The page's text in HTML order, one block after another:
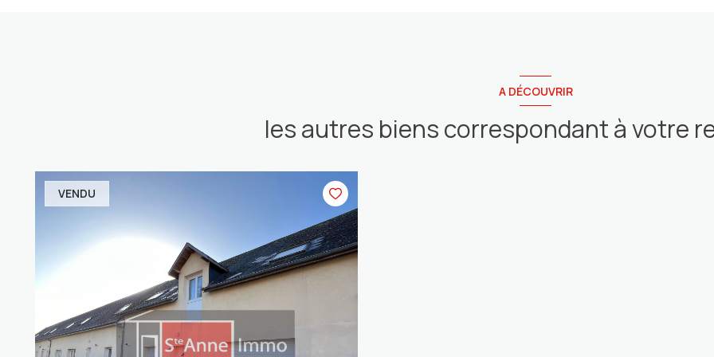
A DÉCOUVRIR
les autres biens correspondant à votre
VENDU